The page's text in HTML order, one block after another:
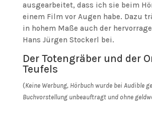
ausgearbeitet, dass ich sie beim
einem Film vor Augen habe. Dazu
in hohem Maße auch der
Hans Jürgen Stockerl bei.
Der Totengräber und der
Teufels
(Keine Werbung, Hörbuch wurde bei Audible
Buchvorstellung unbeauftragt und ohne